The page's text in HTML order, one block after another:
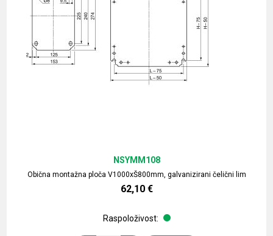
Obična montažna ploča V1000xŠ800mm, galvanizirani čelični lim
NSYMM108
62,10 €
Raspoloživost: